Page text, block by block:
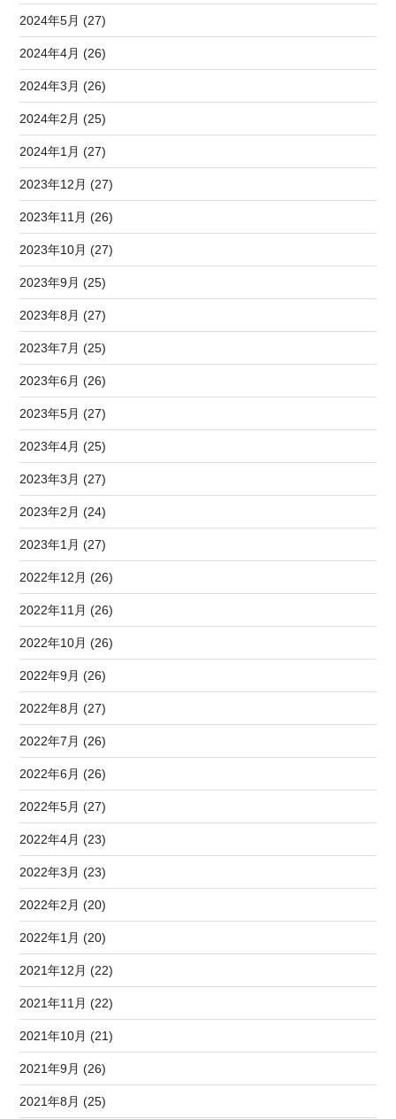
2024年5月 (27)
2024年4月 (26)
2024年3月 (26)
2024年2月 (25)
2024年1月 (27)
2023年12月 (27)
2023年11月 (26)
2023年10月 (27)
2023年9月 (25)
2023年8月 (27)
2023年7月 (25)
2023年6月 (26)
2023年5月 (27)
2023年4月 (25)
2023年3月 (27)
2023年2月 (24)
2023年1月 (27)
2022年12月 (26)
2022年11月 (26)
2022年10月 (26)
2022年9月 (26)
2022年8月 (27)
2022年7月 (26)
2022年6月 (26)
2022年5月 (27)
2022年4月 (23)
2022年3月 (23)
2022年2月 (20)
2022年1月 (20)
2021年12月 (22)
2021年11月 (22)
2021年10月 (21)
2021年9月 (26)
2021年8月 (25)